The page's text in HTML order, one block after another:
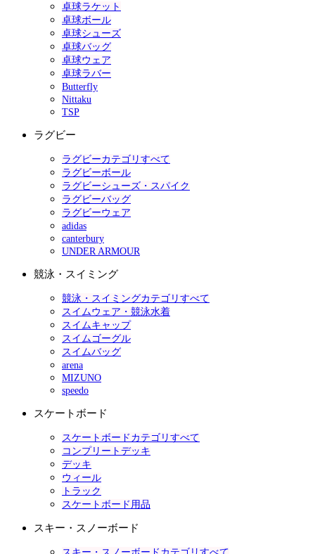
卓球ラケット
卓球ボール
卓球シューズ
卓球バッグ
卓球ウェア
卓球ラバー
Butterfly
Nittaku
TSP
ラグビー
ラグビーカテゴリすべて
ラグビーボール
ラグビーシューズ・スパイク
ラグビーバッグ
ラグビーウェア
adidas
canterbury
UNDER ARMOUR
競泳・スイミング
競泳・スイミングカテゴリすべて
スイムウェア・競泳水着
スイムキャップ
スイムゴーグル
スイムバッグ
arena
MIZUNO
speedo
スケートボード
スケートボードカテゴリすべて
コンプリートデッキ
デッキ
ウィール
トラック
スケートボード用品
スキー・スノーボード